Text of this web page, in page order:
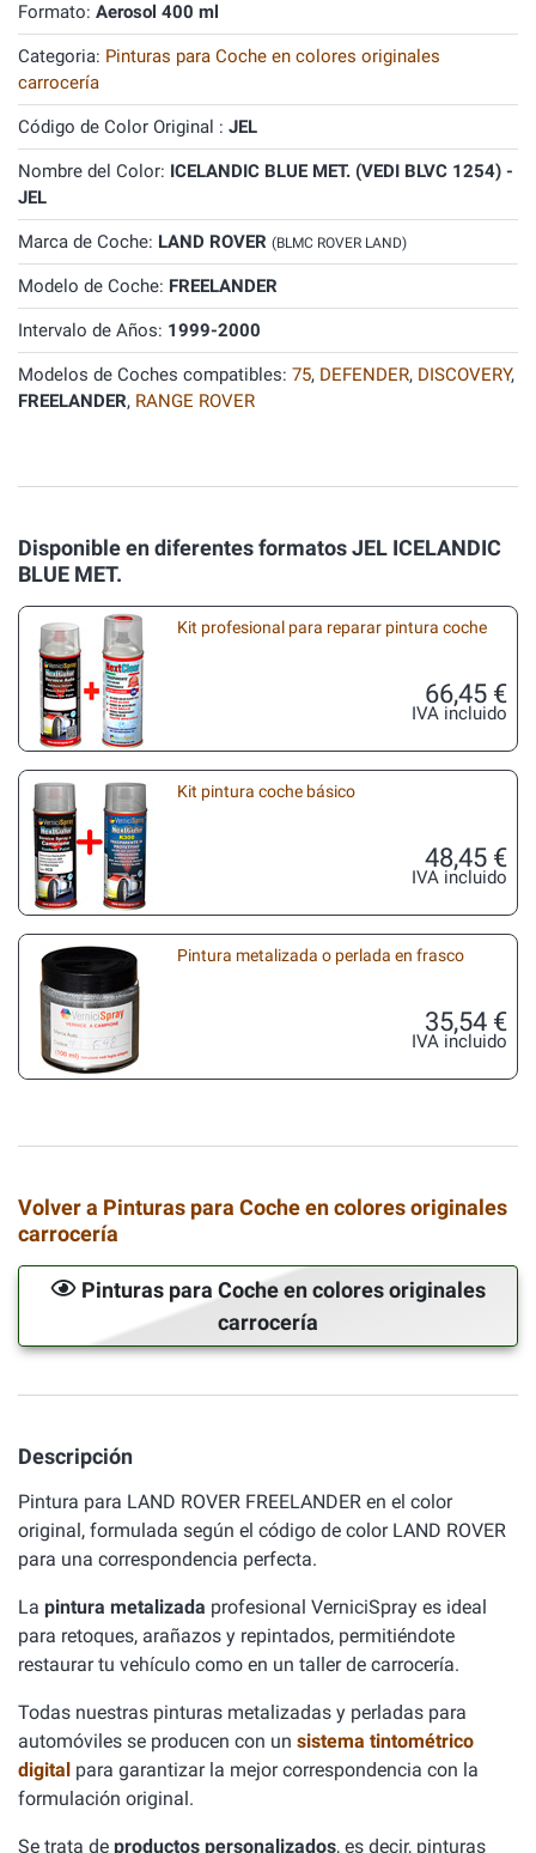
Formato: Aerosol 400 ml
Categoria: Pinturas para Coche en colores originales
carrocería
Código de Color Original : JEL
Nombre del Color: ICELANDIC BLUE MET. (VEDI BLVC 1254) -
JEL
Marca de Coche: LAND ROVER (BLMC ROVER LAND)
Modelo de Coche: FREELANDER
Intervalo de Años: 1999-2000
Modelos de Coches compatibles: 75, DEFENDER, DISCOVERY,
FREELANDER, RANGE ROVER
Disponible en diferentes formatos JEL ICELANDIC
BLUE MET.
Kit profesional para reparar pintura coche
66,45 €
IVA incluido
Kit pintura coche básico
48,45 €
IVA incluido
Pintura metalizada o perlada en frasco
35,54 €
IVA incluido
Volver a Pinturas para Coche en colores originales
carrocería
Pinturas para Coche en colores originales
carrocería
Descripción
Pintura para LAND ROVER FREELANDER en el color
original, formulada según el código de color LAND ROVER
para una correspondencia perfecta.
La pintura metalizada profesional VerniciSpray es ideal
para retoques, arañazos y repintados, permitiéndote
restaurar tu vehículo como en un taller de carrocería.
Todas nuestras pinturas metalizadas y perladas para
automóviles se producen con un sistema tintométrico
digital para garantizar la mejor correspondencia con la
formulación original.
Se trata de productos personalizados, es decir, pinturas